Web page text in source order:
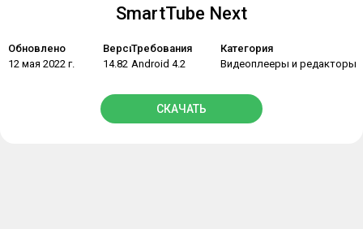
SmartTube Next
Обновлено
12 мая 2022 г.
Версия
14.82
Требования
Android 4.2
Категория
Видеоплееры и редакторы
СКАЧАТЬ